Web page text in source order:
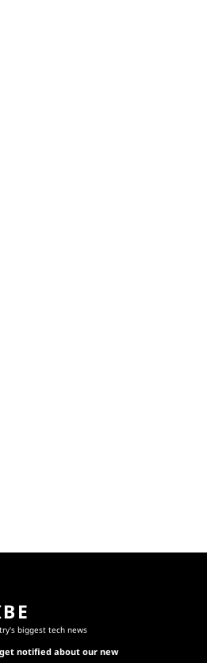
biggest tech news
notified about our new